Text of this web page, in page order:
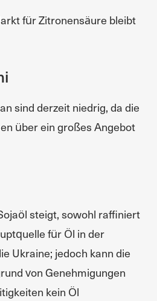
für Zitronensäure bleibt
sind derzeit niedrig, da die
über ein großes Angebot
steigt, sowohl raffiniert
für Öl in der
Ukraine; jedoch kann die
von Genehmigungen
kein Öl